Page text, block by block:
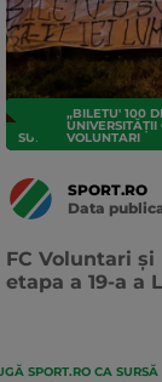
SUPERLIGA
„BILETU' 100
UNIVERSITĂȚII
VOLUNTARI
SPORT.RO
Data
FC Voluntari
etapa a 19-a a
SPORT.RO CA